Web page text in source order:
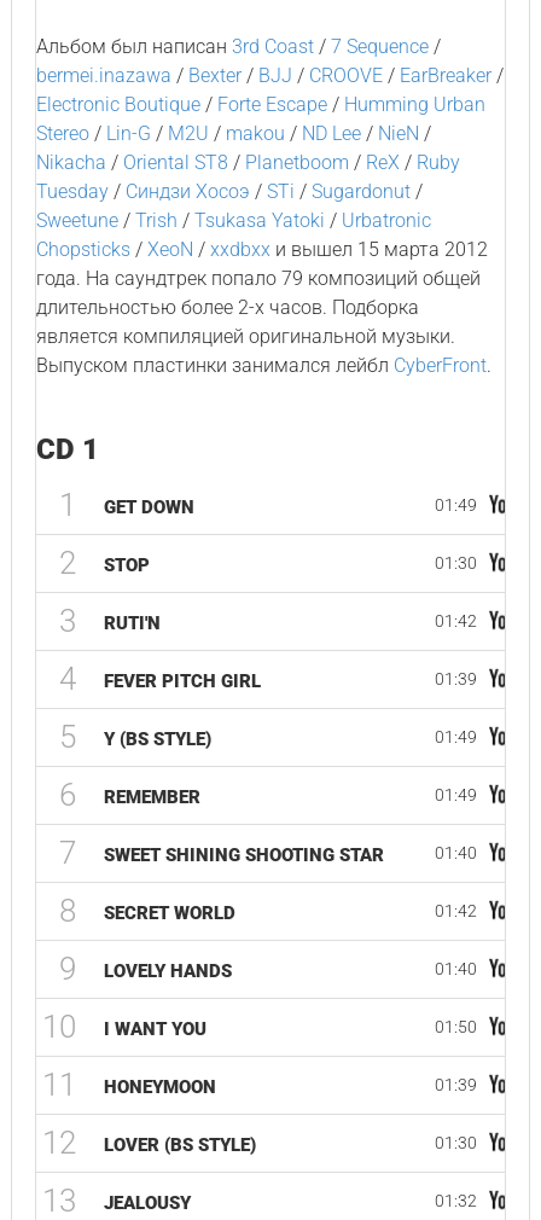
Альбом был написан 3rd Coast/ 7 Sequence/
bermei.inazawa / Bexter/ BJJ / CROOVE/ EarBreaker/
Electronic Boutique/ Forte Escape/ Humming Urban
Stereo/ Lin-G / M2U / makou / ND Lee/ NieN /
Nikacha / Oriental ST8 / Planetboom / ReX / Ruby
Tuesday/ Синдзи Хосоэ / STi / Sugardonut/
Sweetune/ Trish / Tsukasa Yatoki / Urbatronic
Chopsticks/ XeoN / xxdbxx и вышел 15 марта 2012
года. На саундтрек попало 79 композиций общей
длительностью более 2-х часов. Подборка
является компиляцией оригинальной музыки.
Выпуском пластинки занимался лейбл CyberFront.
CD 1
1 GET DOWN 01:49
2 STOP 01:30
3 RUTI'N 01:42
4 FEVER PITCH GIRL 01:39
5 Y (BS STYLE) 01:49
6 REMEMBER 01:49
7 SWEET SHINING SHOOTING STAR 01:40
8 SECRET WORLD 01:42
9 LOVELY HANDS 01:40
10 I WANT YOU 01:50
11 HONEYMOON 01:39
12 LOVER (BS STYLE) 01:30
13 JEALOUSY 01:32